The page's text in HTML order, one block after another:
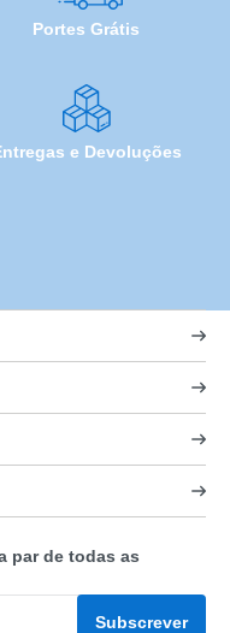
Portes Grátis
e Devoluções
par de todas as
Subscrever